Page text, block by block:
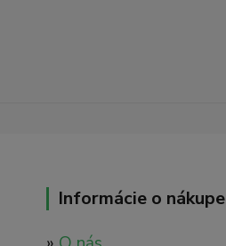
Informácie o nákupe